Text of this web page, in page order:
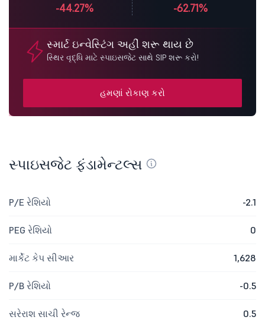
-44.27% -62.71%
સ્માર્ટ ઇન્વેસ્ટિંગ અહીં શરૂ થાય છે
સ્થિર વૃદ્ધિ માટે સ્પાઇસજેટ સાથે SIP શરૂ કરો!
હમણાં રોકાણ કરો
સ્પાઇસજેટ ફંડામેન્ટલ્સ
P/E રેશિયો -2.1
PEG રેશિયો 0
માર્કેટ કેપ સીઆર 1,628
P/B રેશિયો -0.5
સરેરાશ સાચી રેન્જ 0.5